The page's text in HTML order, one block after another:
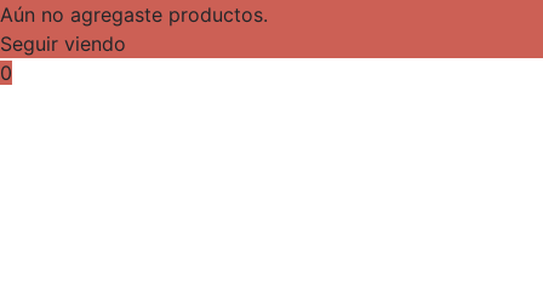
Aún no agregaste productos.
Seguir viendo
0